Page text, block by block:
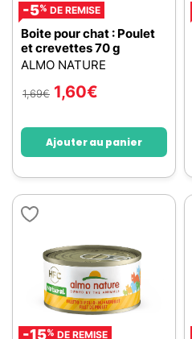
-5% DE REMISE
Boite pour chat : Poulet
et crevettes 70 g
ALMO NATURE
1,69€ 1,60€
Ajouter au panier
-15% DE REMISE